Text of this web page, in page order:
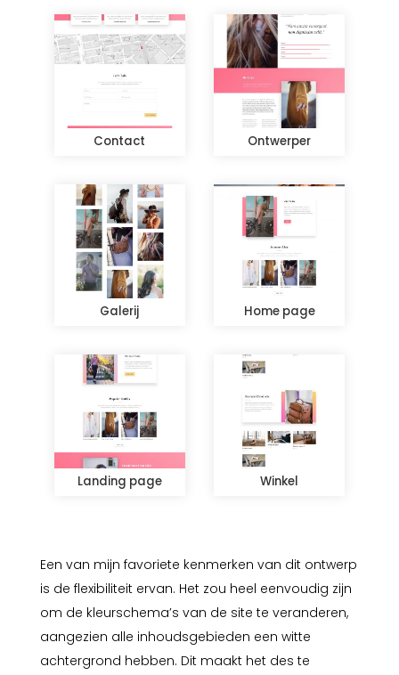
Een van mijn favoriete kenmerken van dit ontwerp
is de flexibiliteit ervan. Het zou heel eenvoudig zijn
om de kleurschema’s van de site te veranderen,
aangezien alle inhoudsgebieden een witte
achtergrond hebben. Dit maakt het des te
Contact Ontwerper
Galerij Home page
Landing page Winkel